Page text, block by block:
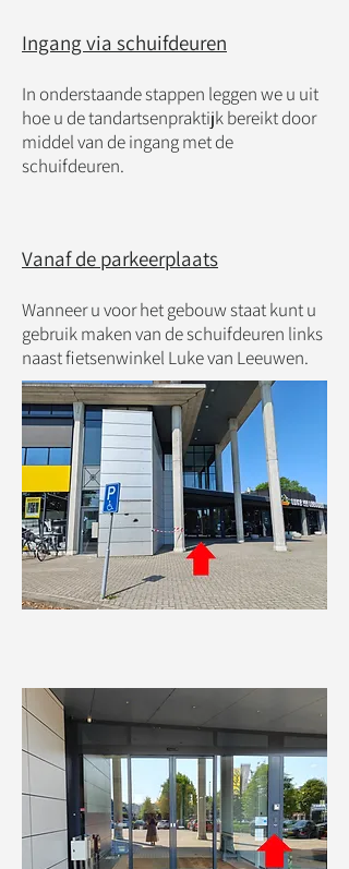
Ingang via schuifdeuren
In onderstaande stappen leggen we u uit
hoe u de tandartsenpraktijk bereikt door
middel van de ingang met de
schuifdeuren.
Vanaf de parkeerplaats
Wanneer u voor het gebouw staat kunt u
gebruik maken van de schuifdeuren links
naast fietsenwinkel Luke van Leeuwen.